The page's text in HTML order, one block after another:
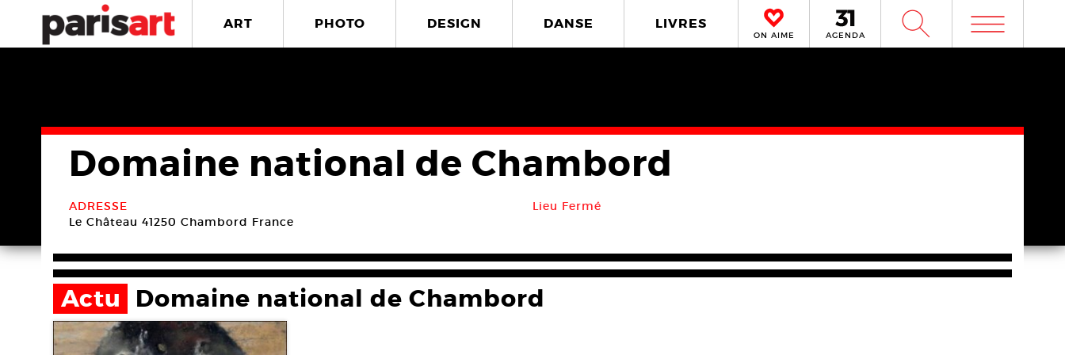
ART PHOTO DESIGN DANSE LIVRES
ON AIME AGENDA W m
Domaine national de Chambord
ADRESSE
Le Château 41250 Chambord France
Lieu Fermé
Actu Domaine national de Chambord